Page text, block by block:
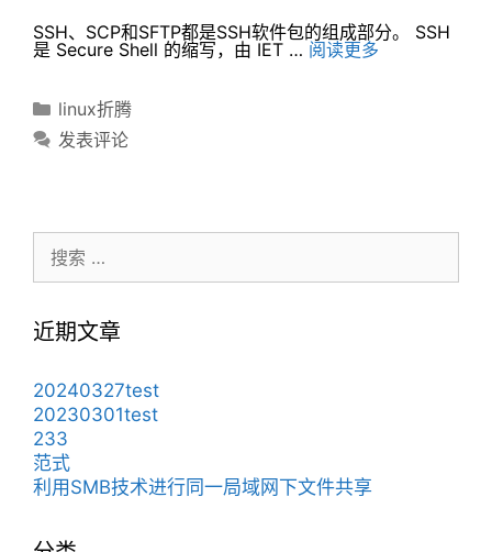
SSH、SCP和SFTP都是SSH软件包的组成部分。 SSH
是 Secure Shell 的缩写，由 IET … 阅读更多
分
类
linux折腾
发表评论
搜
索：
近期文章
20240327test
20230301test
233
范式
利用SMB技术进行同一局域网下文件共享